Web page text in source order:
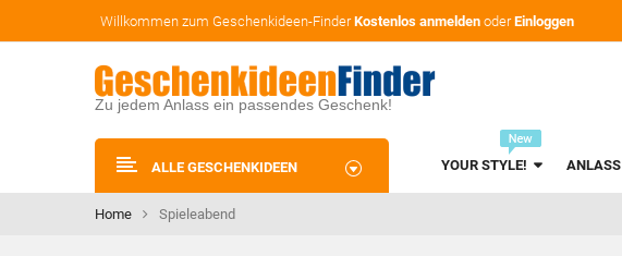
Willkommen zum Geschenkideen-FinderKostenlos anmelden oderEinloggen
Zu jedem Anlass ein passendes Geschenk!
ALLE GESCHENKIDEEN YOUR STYLE! ANLASS
Home Spieleabend